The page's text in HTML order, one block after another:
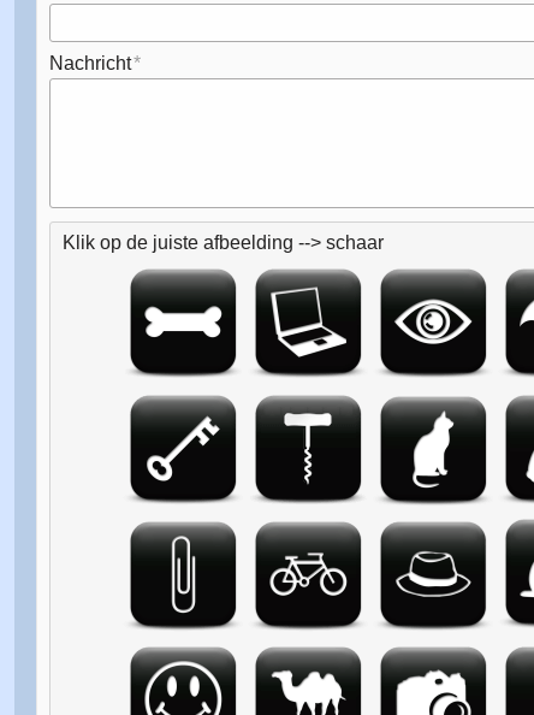
Nachricht
Klik op de juiste afbeelding --> schaar